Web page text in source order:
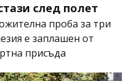
след полет
проба за три
е заплашен от
присъда